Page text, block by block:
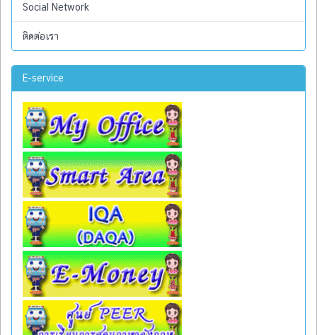
Social Network
ติดต่อเรา
E-service